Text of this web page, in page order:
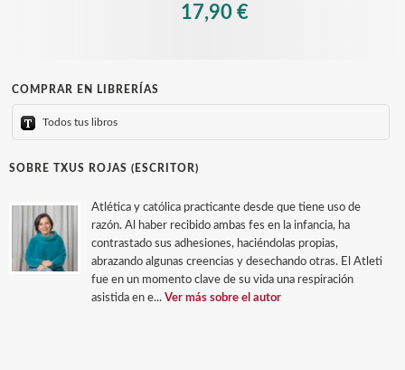
17,90 €
COMPRAR EN LIBRERÍAS
Todos tus libros
SOBRE TXUS ROJAS (ESCRITOR)
Atlética y católica practicante desde que tiene uso de
razón. Al haber recibido ambas fes en la infancia, ha
contrastado sus adhesiones, haciéndolas propias,
abrazando algunas creencias y desechando otras. El Atleti
fue en un momento clave de su vida una respiración
asistida en e... Ver más sobre el autor